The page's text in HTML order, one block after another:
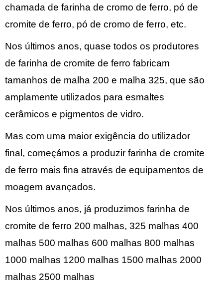
chamada de farinha de cromo de ferro, pó de
cromite de ferro, pó de cromo de ferro, etc.
Nos últimos anos, quase todos os produtores
de farinha de cromite de ferro fabricam
tamanhos de malha 200 e malha 325, que são
amplamente utilizados para esmaltes
cerâmicos e pigmentos de vidro.
Mas com uma maior exigência do utilizador
final, começámos a produzir farinha de cromite
de ferro mais fina através de equipamentos de
moagem avançados.
Nos últimos anos, já produzimos farinha de
cromite de ferro 200 malhas, 325 malhas 400
malhas 500 malhas 600 malhas 800 malhas
1000 malhas 1200 malhas 1500 malhas 2000
malhas 2500 malhas